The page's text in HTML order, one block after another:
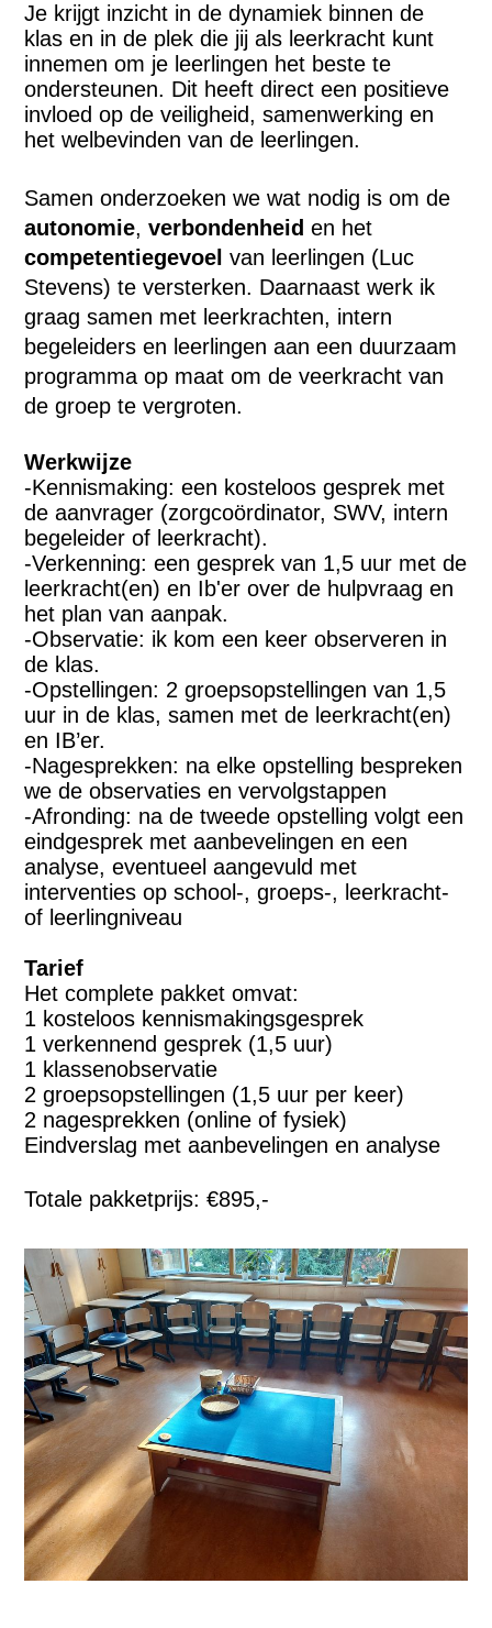
Je krijgt inzicht in de dynamiek binnen de
klas en in de plek die jij als leerkracht kunt
innemen om je leerlingen het beste te
ondersteunen. Dit heeft direct een positieve
invloed op de veiligheid, samenwerking en
het welbevinden van de leerlingen.
Samen onderzoeken we wat nodig is om de
autonomie,verbondenheid en het
competentiegevoel van leerlingen (Luc
Stevens) te versterken. Daarnaast werk ik
graag samen met leerkrachten, intern
begeleiders en leerlingen aan een duurzaam
programma op maat om de veerkracht van
de groep te vergroten.
Werkwijze
-Kennismaking: een kosteloos gesprek met
de aanvrager (zorgcoördinator, SWV, intern
begeleider of leerkracht).
-Verkenning: een gesprek van 1,5 uur met de
leerkracht(en) en Ib'er over de hulpvraag en
het plan van aanpak.
-Observatie: ik kom een keer observeren in
de klas.
-Opstellingen: 2 groepsopstellingen van 1,5
uur in de klas, samen met de leerkracht(en)
en IB’er.
-Nagesprekken: na elke opstelling bespreken
we de observaties en vervolgstappen
-Afronding: na de tweede opstelling volgt een
eindgesprek met aanbevelingen en een
analyse, eventueel aangevuld met
interventies op school-, groeps-, leerkracht-
of leerlingniveau
Tarief
Het complete pakket omvat:
1 kosteloos kennismakingsgesprek
1 verkennend gesprek (1,5 uur)
1 klassenobservatie
2 groepsopstellingen (1,5 uur per keer)
2 nagesprekken (online of fysiek)
Eindverslag met aanbevelingen en analyse
Totale pakketprijs: €895,-